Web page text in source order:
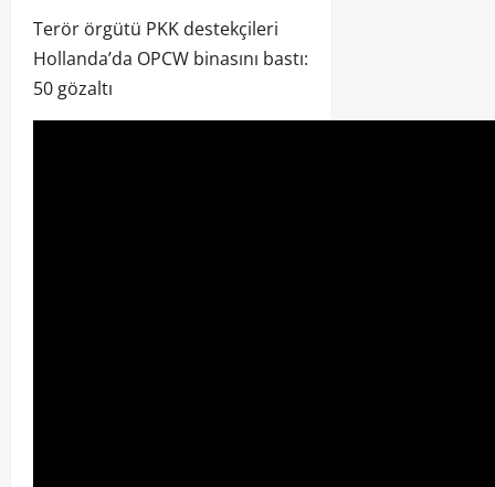
Terör örgütü PKK destekçileri
Hollanda’da OPCW binasını bastı:
50 gözaltı